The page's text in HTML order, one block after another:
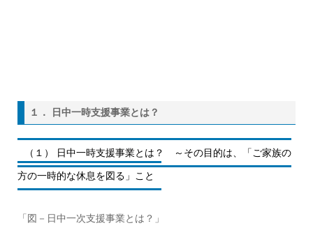
１． 日中一時支援事業とは？
（１） 日中一時支援事業とは？ ～その目的は、「ご家族の
方の一時的な休息を図る」こと
「図－日中一次支援事業とは？」